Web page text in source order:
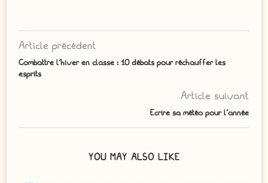
Article précédent
Combattre l’hiver en classe : 10 débats pour réchauffer les
esprits
Article suivant
Ecrire sa météo pour l’année
YOU MAY ALSO LIKE